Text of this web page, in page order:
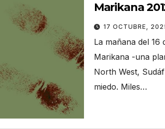
Marikana
17 OCTUBRE,
La mañana del 16
Marikana -una
North West,
miedo. Miles…